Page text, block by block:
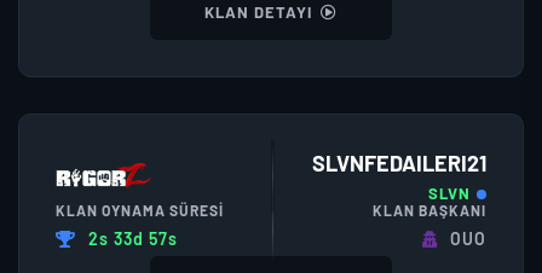
KLAN DETAYI
SLVNFEDAILERI21
SLVN
KLAN OYNAMA SÜRESI
2s 33d 57s
KLAN BAŞKANI
OUO